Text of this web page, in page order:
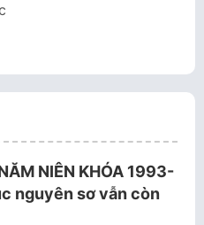
NIÊN KHÓA 1993-
nguyên sơ vẫn còn